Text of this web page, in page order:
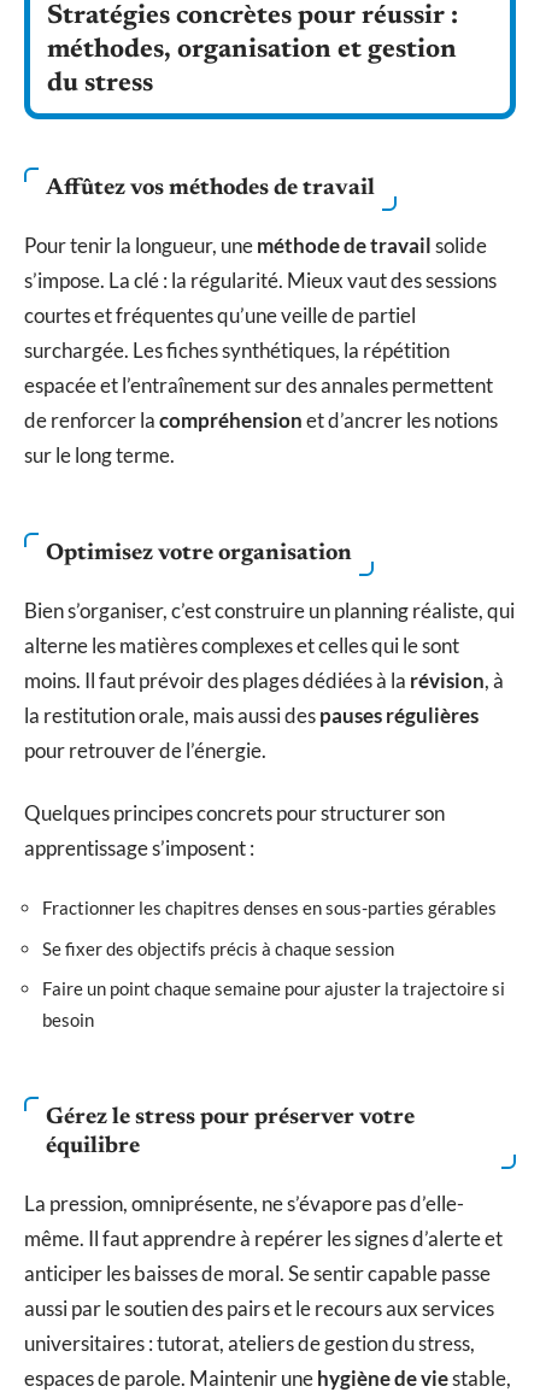
Stratégies concrètes pour réussir :
méthodes, organisation et gestion
du stress
Affûtez vos méthodes de travail
Pour tenir la longueur, uneméthode de travailsolide
s’impose. La clé : la régularité. Mieux vaut des sessions
courtes et fréquentes qu’une veille de partiel
surchargée. Les fiches synthétiques, la répétition
espacée et l’entraînement sur des annales permettent
de renforcer lacompréhensionet d’ancrer les notions
sur le long terme.
Optimisez votre organisation
Bien s’organiser, c’est construire un planning réaliste, qui
alterne les matières complexes et celles qui le sont
moins. Il faut prévoir des plages dédiées à la révision, à
la restitution orale, mais aussi despauses régulières
pour retrouver de l’énergie.
Quelques principes concrets pour structurer son
apprentissage s’imposent :
Fractionner les chapitres denses en sous-parties gérables
Se fixer des objectifs précis à chaque session
Faire un point chaque semaine pour ajuster la trajectoire si
besoin
Gérez le stress pour préserver votre
équilibre
La pression, omniprésente, ne s’évapore pas d’elle-
même. Il faut apprendre à repérer les signes d’alerte et
anticiper les baisses de moral. Se sentir capable passe
aussi par le soutien des pairs et le recours aux services
universitaires : tutorat, ateliers de gestion du stress,
espaces de parole. Maintenir unehygiène de viestable,